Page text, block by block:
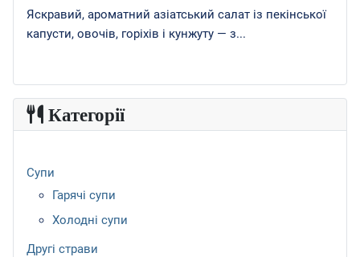
Яскравий, ароматний азіатський салат із пекінської
капусти, овочів, горіхів і кунжуту — з...
Категорії
Супи
Гарячі супи
Холодні супи
Другі страви